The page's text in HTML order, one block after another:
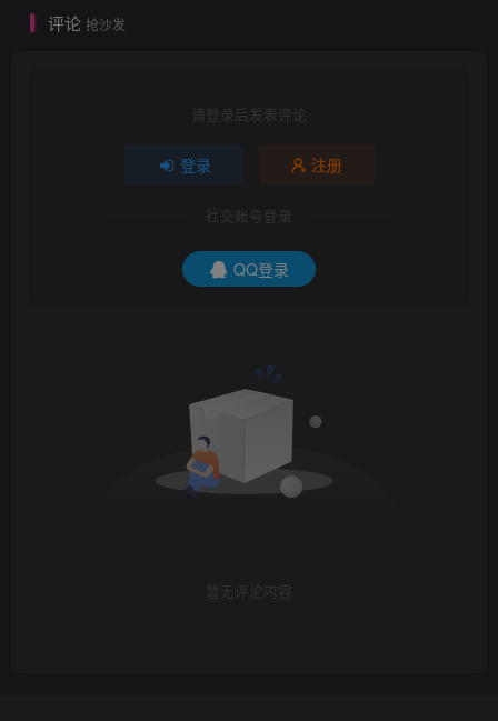
评论 抢沙发
请登录后发表评论
登录 注册
社交账号登录
QQ登录
暂无评论内容